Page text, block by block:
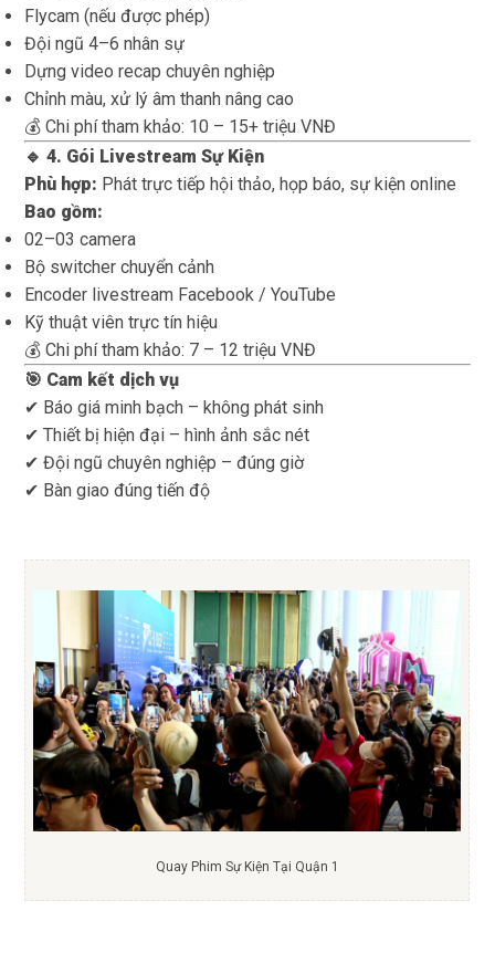
Flycam (nếu được phép)
Đội ngũ 4–6 nhân sự
Dựng video recap chuyên nghiệp
Chỉnh màu, xử lý âm thanh nâng cao
💰 Chi phí tham khảo: 10 – 15+ triệu VNĐ
🔹 4. Gói Livestream Sự Kiện
Phù hợp: Phát trực tiếp hội thảo, họp báo, sự kiện online
Bao gồm:
02–03 camera
Bộ switcher chuyển cảnh
Encoder livestream Facebook / YouTube
Kỹ thuật viên trực tín hiệu
💰 Chi phí tham khảo: 7 – 12 triệu VNĐ
🎯 Cam kết dịch vụ
✔ Báo giá minh bạch – không phát sinh
✔ Thiết bị hiện đại – hình ảnh sắc nét
✔ Đội ngũ chuyên nghiệp – đúng giờ
✔ Bàn giao đúng tiến độ
Quay Phim Sự Kiện Tại Quận 1